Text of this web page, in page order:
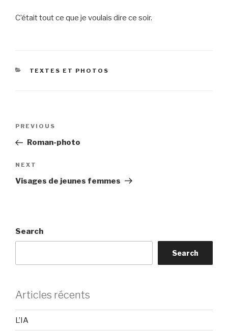
C’était tout ce que je voulais dire ce soir.
CATEGORIES
TEXTES ET PHOTOS
Previous
Post
PREVIOUS
Roman-photo
Next
Post
NEXT
Visages de jeunes femmes
Search
Search
Articles récents
L’IA